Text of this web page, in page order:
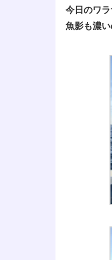
今日のワ
魚影も濃